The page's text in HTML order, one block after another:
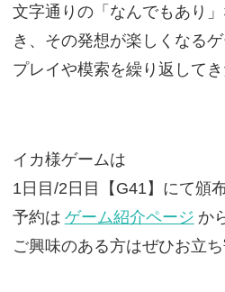
文字通りの「なんでもあり
き、その発想が楽しくなる
プレイや模索を繰り返してき
イカ様ゲームは
1日目/2日目【G41】にて頒
予約は ゲーム紹介ページ か
ご興味のある方はぜひお立ち